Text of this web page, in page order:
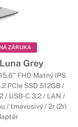
ZÁRUKA
Grey
FHD Matný IPS
PCIe SSD 512GB /
/ USB-C 3.2 / LAN /
/ tmavosivý / 2r (2r)